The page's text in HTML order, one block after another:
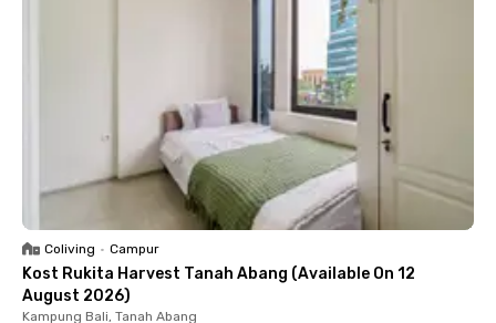
Coliving • Campur
Kost Rukita Harvest Tanah Abang (Available On 12
August 2026)
Kampung Bali, Tanah Abang